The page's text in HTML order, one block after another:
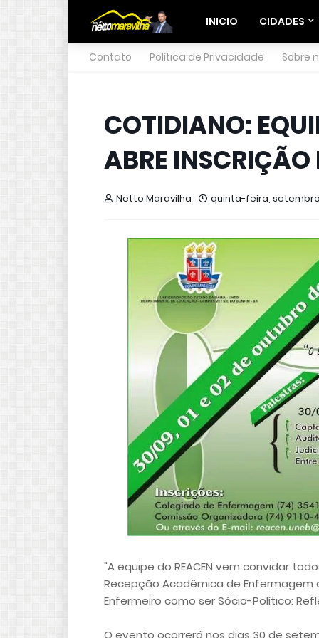
INICIO CIDADES
Contato Política de Privacidade Sobre
COTIDIANO:
ABRE
Netto Maravilha quinta-feira, setembro
"A equipe do REACEN vem convidar
Recepção Acadêmica de
Enfermeiro como ser Sócio-Político:
O evento ocorrerá nos dias 30 de